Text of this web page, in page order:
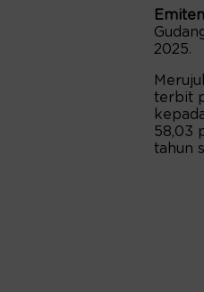
2025.
terbit
58,03
tahun